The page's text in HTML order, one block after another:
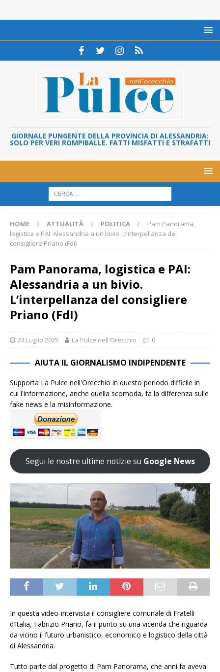
GIORNALE PUNGENTE DELLA PROVINCIA DI ALESSANDRIA:
SOLO PER VERI ROMPIBALLE. FATTI MISFATTI E STRAFATTI
HOME ATTUALITÀ POLITICA
Pam Panorama,
logistica e PAI: Alessandria a un bivio. L’interpellanza del
consigliere Priano (FdI)
Pam Panorama, logistica e PAI:
Alessandria a un bivio.
L’interpellanza del consigliere
Priano (FdI)
24 Luglio 2025 La Pulce nell'Orecchio 0
AIUTA IL GIORNALISMO INDIPENDENTE
Supporta La Pulce nell'Orecchio in questo periodo difficile in
cui l'informazione, anche quella scomoda, fa la differenza sulle
fake news e la misinformazione.
Segui le nostre ultime notizie su Google News
In questa video-intervista il consigliere comunale di Fratelli
d’Italia, Fabrizio Priano, fa il punto su una vicenda che riguarda
da vicino il futuro urbanistico, economico e logistico della città
di Alessandria.
Tutto parte dal progetto di Pam Panorama, che anni fa aveva